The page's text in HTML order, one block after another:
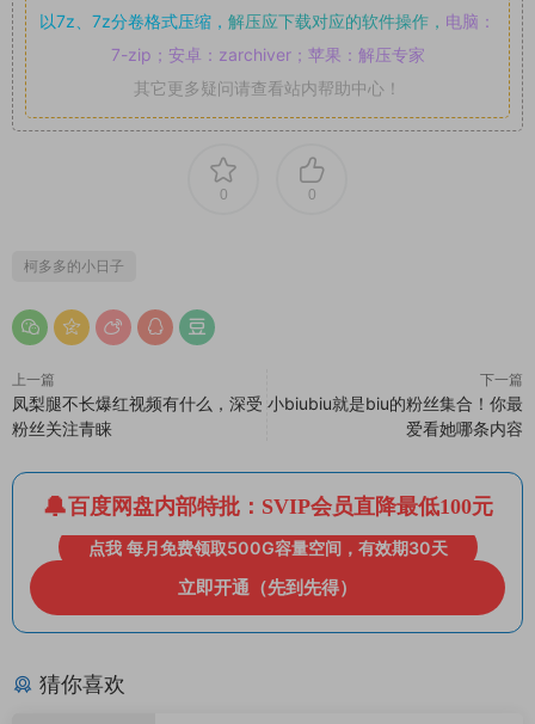
以7z、7z分卷格式压缩， 解压应下载对应的软件操作， 电脑：
7-zip；安卓：zarchiver；苹果：解压专家
其它更多疑问请查看站内帮助中心！
0 0
柯多多的小日子
上一篇
凤梨腿不长爆红视频有什么，深受
粉丝关注青睐
下一篇
小biubiu就是biu的粉丝集合！你最
爱看她哪条内容
百度网盘内部特批：SVIP会员直降最低100元
点我 每月免费领取500G容量空间，有效期30天
立即开通（先到先得）
猜你喜欢